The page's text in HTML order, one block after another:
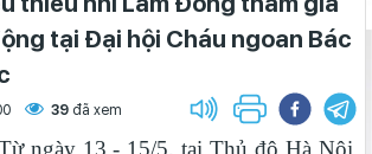
tại Đại hội Cháu ngoan Bác
39 đã xem
ngày 13 - 15/5, tại Thủ đô Hà Nội